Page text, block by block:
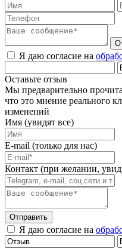
Я даю согласие на
Оставьте отзыв
Мы предварительно
что это мнение реального
изменений
Имя (увидят все)
E-mail (только для нас)
Контакт (при желании,
Отправить
Я даю согласие на